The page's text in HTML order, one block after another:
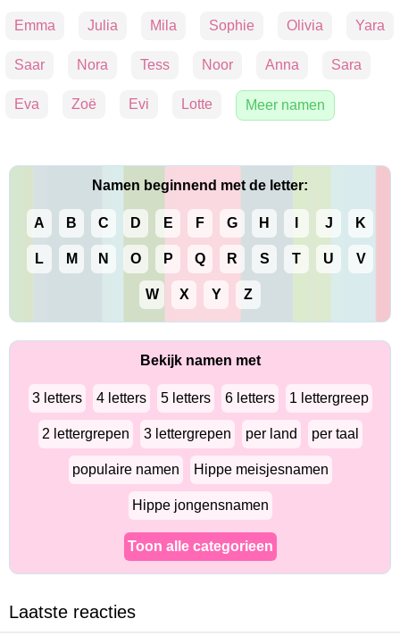
Emma Julia Mila Sophie Olivia Yara
Saar Nora Tess Noor Anna Sara
Eva Zoë Evi Lotte Meer namen
Namen beginnend met de letter:
A B C D E F G H J K
L M N O P Q R S T U V
W X Y Z
Bekijk namen met
3 letters 4 letters 5 letters 6 letters 1 lettergreep
2 lettergrepen 3 lettergrepen per land per taal
populaire namen Hippe meisjesnamen
Hippe jongensnamen
Toon alle categorieen
Laatste reacties